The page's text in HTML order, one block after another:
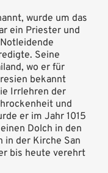
wurde um das
ein Priester und
Seine
wo er für
bekannt
Irrlehren der
und
er im Jahr 1015
Dolch in den
in der Kirche San
bis heute verehrt